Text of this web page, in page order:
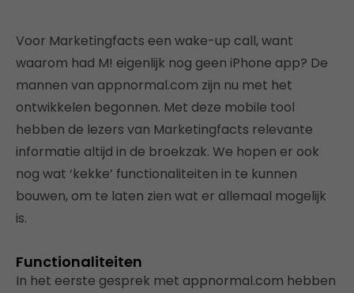
Voor Marketingfacts een wake-up call, want
waarom had M! eigenlijk nog geen iPhone app? De
mannen van appnormal.com zijn nu met het
ontwikkelen begonnen. Met deze mobile tool
hebben de lezers van Marketingfacts relevante
informatie altijd in de broekzak. We hopen er ook
nog wat ‘kekke’ functionaliteiten in te kunnen
bouwen, om te laten zien wat er allemaal mogelijk
is.
Functionaliteiten
In het eerste gesprek met appnormal.com hebben